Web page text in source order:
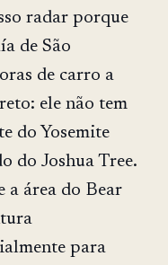
radar porque
de São
de carro a
ele não tem
do Yosemite
do Joshua Tree.
a área do Bear
para